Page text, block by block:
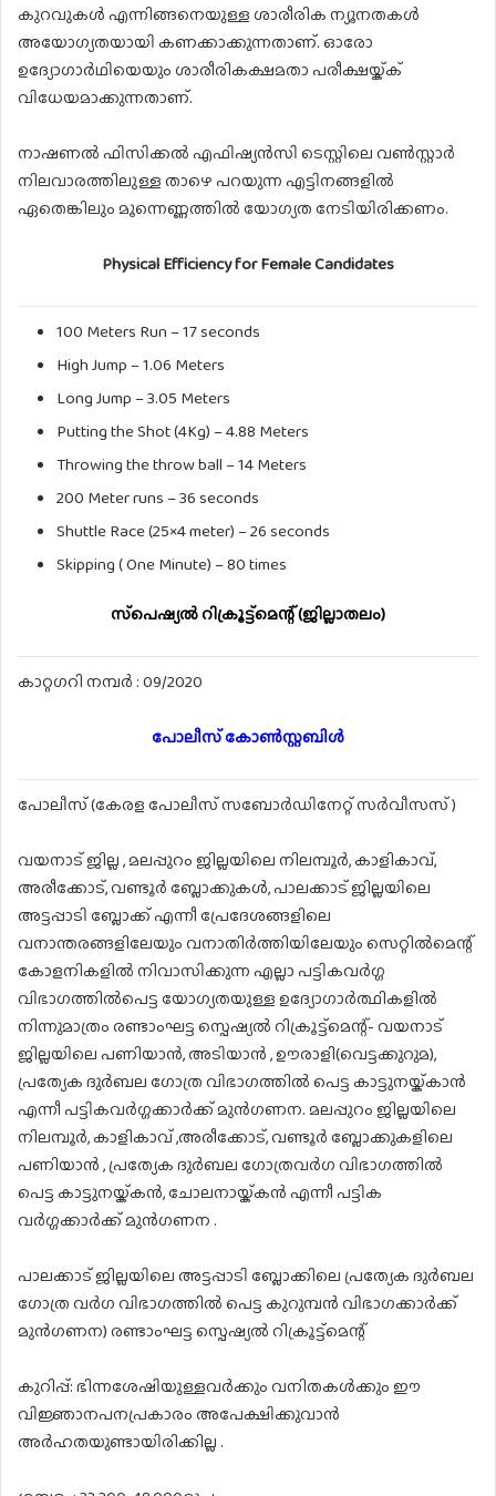
കുറവുകൾ എന്നിങ്ങനെയുള്ള ശാരീരിക ന്യൂനതകൾ
അയോഗ്യതയായി കണക്കാക്കുന്നതാണ്. ഓരോ
ഉദ്യോഗാർഥിയെയും ശാരീരികക്ഷമതാ പരീക്ഷയ്ക്ക്
വിധേയമാക്കുന്നതാണ്.
നാഷണൽ ഫിസിക്കൽ എഫിഷ്യൻസി ടെസ്റ്റിലെ വൺസ്റ്റാർ
നിലവാരത്തിലുള്ള താഴെ പറയുന്ന എട്ടിനങ്ങളിൽ
ഏതെങ്കിലും മൂന്നെണ്ണത്തിൽ യോഗ്യത നേടിയിരിക്കണം.
Physical Efficiency for Female Candidates
100 Meters Run – 17 seconds
High Jump – 1.06 Meters
Long Jump – 3.05 Meters
Putting the Shot (4Kg) – 4.88 Meters
Throwing the throw ball – 14 Meters
200 Meter runs – 36 seconds
Shuttle Race (25×4 meter) – 26 seconds
Skipping ( One Minute) – 80 times
സ്‌പെഷ്യൽ റിക്രൂട്ട്‌മെന്റ് (ജില്ലാതലം)
കാറ്റഗറി നമ്പർ : 09/2020
പോലീസ് കോൺസ്റ്റബിൾ
പോലീസ് (കേരള പോലീസ് സബോർഡിനേറ്റ് സർവീസസ് )
വയനാട് ജില്ല , മലപ്പുറം ജില്ലയിലെ നിലമ്പൂർ, കാളികാവ്,
അരീക്കോട്, വണ്ടൂർ ബ്ലോക്കുകൾ, പാലക്കാട് ജില്ലയിലെ
അട്ടപ്പാടി ബ്ലോക്ക് എന്നീ പ്രേദേശങ്ങളിലെ
വനാന്തരങ്ങളിലേയും വനാതിർത്തിയിലേയും സെറ്റിൽമെന്റ്
കോളനികളിൽ നിവാസിക്കുന്ന എല്ലാ പട്ടികവർഗ്ഗ
വിഭാഗത്തിൽപെട്ട യോഗ്യതയുള്ള ഉദ്യോഗാർത്ഥികളിൽ
നിന്നുമാത്രം രണ്ടാംഘട്ട സ്പെഷ്യൽ റിക്രൂട്ട്‌മെന്റ്- വയനാട്
ജില്ലയിലെ പണിയാൻ, അടിയാൻ , ഊരാളി(വെട്ടക്കുറുമ),
പ്രത്യേക ദുർബല ഗോത്ര വിഭാഗത്തിൽ പെട്ട കാട്ടുനയ്ക്കാൻ
എന്നീ പട്ടികവർഗ്ഗക്കാർക്ക് മുൻഗണന. മലപ്പുറം ജില്ലയിലെ
നിലമ്പൂർ, കാളികാവ് ,അരീക്കോട്, വണ്ടൂർ ബ്ലോക്കുകളിലെ
പണിയാൻ , പ്രത്യേക ദുർബല ഗോത്രവർഗ വിഭാഗത്തിൽ
പെട്ട കാട്ടുനയ്ക്കൻ, ചോലനായ്ക്കൻ എന്നീ പട്ടിക
വർഗ്ഗക്കാർക്ക് മുൻഗണന .
പാലക്കാട് ജില്ലയിലെ അട്ടപ്പാടി ബ്ലോക്കിലെ പ്രത്യേക ദുർബല
ഗോത്ര വർഗ വിഭാഗത്തിൽ പെട്ട കുറുമ്പൻ വിഭാഗക്കാർക്ക്
മുൻഗണന) രണ്ടാംഘട്ട സ്പെഷ്യൽ റിക്രൂട്ട്‌മെന്റ്
കുറിപ്പ്: ഭിന്നശേഷിയുള്ളവർക്കും വനിതകൾക്കും ഈ
വിജ്ഞാനപനപ്രകാരം അപേക്ഷിക്കുവാൻ
അർഹതയുണ്ടായിരിക്കില്ല .